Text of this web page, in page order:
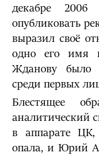
декабре
опубликовать
выразил своё
одно его имя
Жданову было
среди первых
Блестящее
аналитический
в аппарате ЦК,
опала, и Юрий